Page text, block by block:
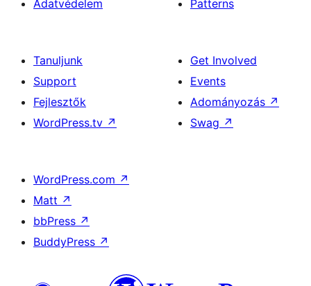
Adatvédelem
Patterns
Tanuljunk
Support
Fejlesztők
WordPress.tv ↗
Get Involved
Events
Adományozás ↗
Swag ↗
WordPress.com ↗
Matt ↗
bbPress ↗
BuddyPress ↗